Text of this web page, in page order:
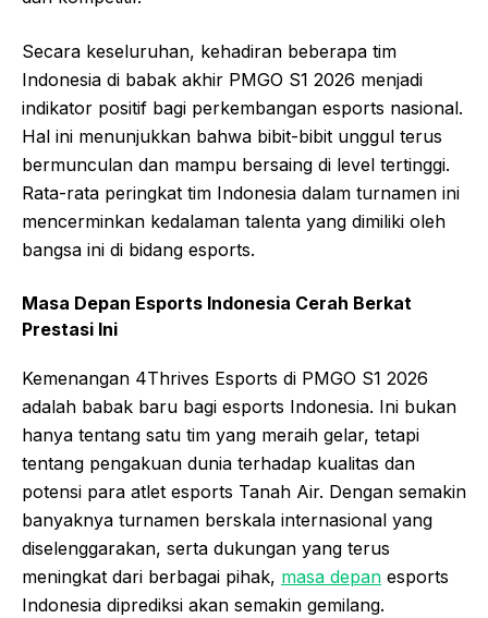
Secara keseluruhan, kehadiran beberapa tim
Indonesia di babak akhir PMGO S1 2026 menjadi
indikator positif bagi perkembangan esports nasional.
Hal ini menunjukkan bahwa bibit-bibit unggul terus
bermunculan dan mampu bersaing di level tertinggi.
Rata-rata peringkat tim Indonesia dalam turnamen ini
mencerminkan kedalaman talenta yang dimiliki oleh
bangsa ini di bidang esports.
Masa Depan Esports Indonesia Cerah Berkat
Prestasi Ini
Kemenangan 4Thrives Esports di PMGO S1 2026
adalah babak baru bagi esports Indonesia. Ini bukan
hanya tentang satu tim yang meraih gelar, tetapi
tentang pengakuan dunia terhadap kualitas dan
potensi para atlet esports Tanah Air. Dengan semakin
banyaknya turnamen berskala internasional yang
diselenggarakan, serta dukungan yang terus
meningkat dari berbagai pihak, masa depan esports
Indonesia diprediksi akan semakin gemilang.